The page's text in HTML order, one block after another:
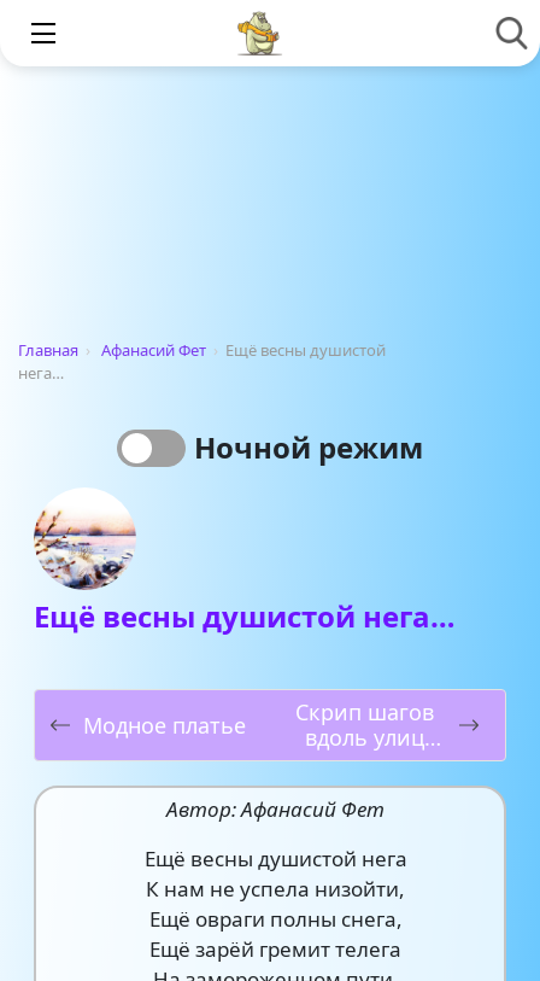
Главная › Афанасий Фет › Ещё весны душистой
нега…
Ночной режим
Ещё весны душистой нега…
Модное платье
Скрип шагов
вдоль улиц
белых…
Автор: Афанасий Фет
Ещё весны душистой нега
К нам не успела низойти,
Ещё овраги полны снега,
Ещё зарёй гремит телега